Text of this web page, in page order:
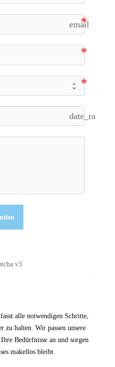
email
date_range
v3
alle notwendigen Schritte,
zu halten. Wir passen unsere
Bedürfnisse an und sorgen
makellos bleibt.